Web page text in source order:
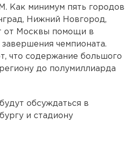
Как минимум пять городов
Нижний Новгород,
от Москвы помощи в
чемпионата.
что содержание большого
до полумиллиарда
обсуждаться в
и стадиону